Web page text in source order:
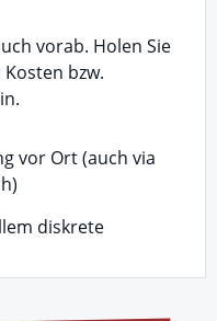
vorab. Holen Sie
bzw.
vor Ort (auch via
diskrete